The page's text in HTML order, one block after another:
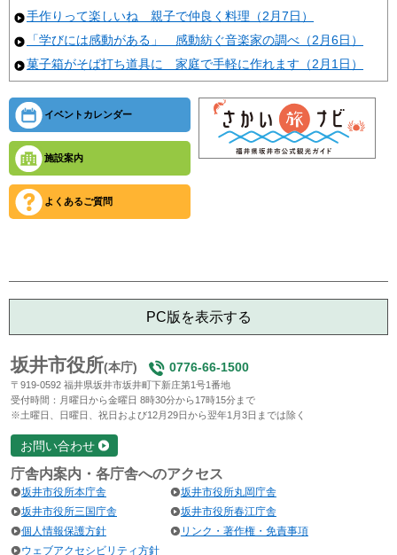
手作りって楽しいね 親子で仲良く料理（2月7日）
「学びには感動がある」 感動紡ぐ音楽家の調べ（2月6日）
菓子箱がそば打ち道具に 家庭で手軽に作れます（2月1日）
イベントカレンダー
施設案内
よくあるご質問
PC版を表示する
坂井市役所(本庁) 0776-66-1500
〒919-0592 福井県坂井市坂井町下新庄第1号1番地
受付時間：月曜日から金曜日 8時30分から17時15分まで
※土曜日、日曜日、祝日および12月29日から翌年1月3日までは除く
お問い合わせ
庁舎内案内・各庁舎へのアクセス
坂井市役所本庁舎
坂井市役所丸岡庁舎
坂井市役所三国庁舎
坂井市役所春江庁舎
個人情報保護方針
リンク・著作権・免責事項
ウェブアクセシビリティ方針